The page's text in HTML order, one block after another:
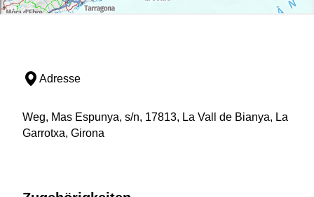
Adresse
Weg, Mas Espunya, s/n, 17813, La Vall de Bianya, La
Garrotxa, Girona